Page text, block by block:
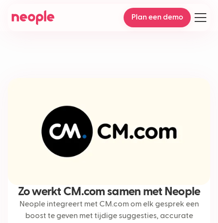
Plan een demo
Zo werkt CM.com samen met Neople
Neople integreert met CM.com om elk gesprek een
boost te geven met tijdige suggesties, accurate